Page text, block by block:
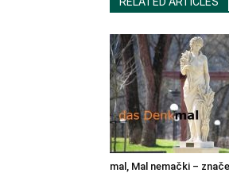
mal, Mal nemački –